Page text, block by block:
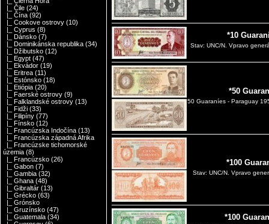
|_ Čile (24)
|_ Čína (92)
|_ Cookove ostrovy (10)
|_ Cyprus (8)
|_ Dánsko (7)
|_ Dominikánska republika (34)
|_ Džibutsko (12)
|_ Egypt (47)
|_ Ekvádor (19)
|_ Eritrea (11)
|_ Estónsko (18)
|_ Etiópia (20)
|_ Faerské ostrovy (9)
|_ Falklandské ostrovy (13)
|_ Fidži (33)
|_ Filipíny (77)
|_ Fínsko (12)
|_ Francúzska Indočína (13)
|_ Francúzska západná Afrika
|_ Francúzske tichomorské
územia (8)
|_ Francúzsko (26)
|_ Gabon (7)
|_ Gambia (32)
|_ Ghana (48)
|_ Gibraltár (13)
|_ Grécko (63)
|_ Grónsko
|_ Gruzínsko (47)
|_ Guatemala (34)
*10
Stav: UNC/N. Vpravo
*50
50 Guaraníes - Paraguay
*100
Stav: UNC/N. Vpravo
*100